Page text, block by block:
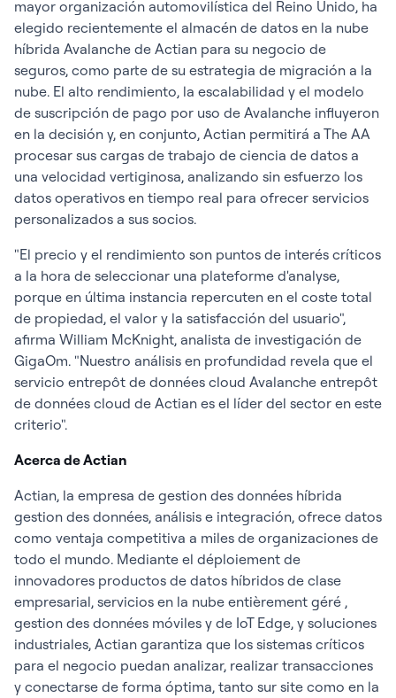
mayor organización automovilística del Reino Unido, ha
elegido recientemente el almacén de datos en la nube
híbrida Avalanche de Actian para su negocio de
seguros, como parte de su estrategia de migración a la
nube. El alto rendimiento, la escalabilidad y el modelo
de suscripción de pago por uso de Avalanche influyeron
en la decisión y, en conjunto, Actian permitirá a The AA
procesar sus cargas de trabajo de ciencia de datos a
una velocidad vertiginosa, analizando sin esfuerzo los
datos operativos en tiempo real para ofrecer servicios
personalizados a sus socios.
"El precio y el rendimiento son puntos de interés críticos
a la hora de seleccionar una plateforme d'analyse,
porque en última instancia repercuten en el coste total
de propiedad, el valor y la satisfacción del usuario",
afirma William McKnight, analista de investigación de
GigaOm. "Nuestro análisis en profundidad revela que el
servicio entrepôt de données cloud Avalanche entrepôt
de données cloud de Actian es el líder del sector en este
criterio".
Acerca de Actian
Actian, la empresa de gestion des données híbrida
gestion des données, análisis e integración, ofrece datos
como ventaja competitiva a miles de organizaciones de
todo el mundo. Mediante el déploiement de
innovadores productos de datos híbridos de clase
empresarial, servicios en la nube entièrement géré ,
gestion des données móviles y de IoT Edge, y soluciones
industriales, Actian garantiza que los sistemas críticos
para el negocio puedan analizar, realizar transacciones
y conectarse de forma óptima, tanto sur site como en la